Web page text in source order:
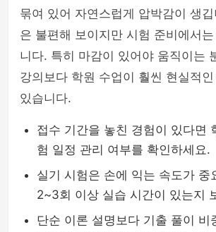
묶여 있어 자연스럽게 압박감이 생
은 불편해 보이지만 시험 준비에서
니다. 특히 마감이 있어야 움직이는
강의보다 학원 수업이 훨씬 현실적
있습니다.
접수 기간을 놓친 경험이 있다면
험 일정 관리 여부를 확인하세요.
실기 시험은 손에 익는 속도가 중
2~3회 이상 실습 시간이 있는지
단순 이론 설명보다 기출 풀이 비